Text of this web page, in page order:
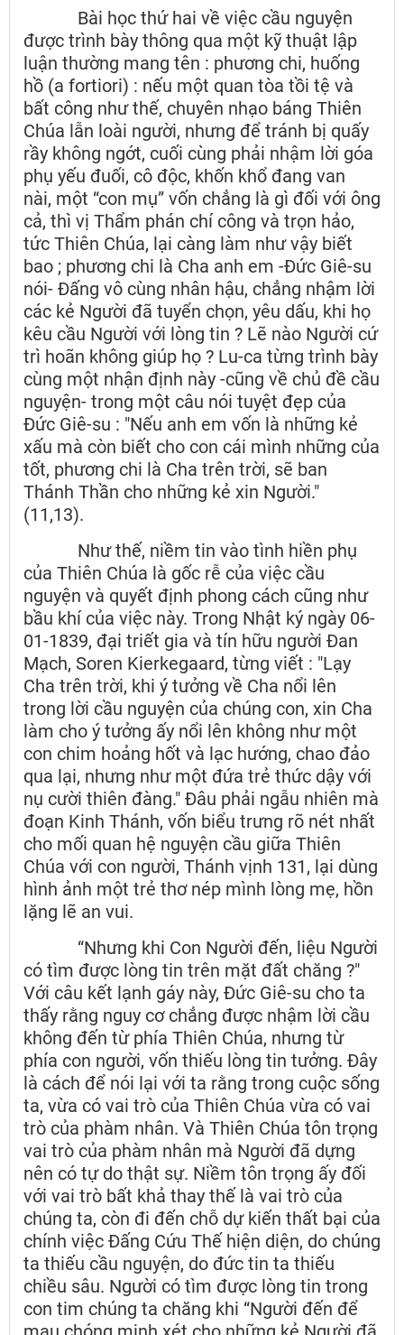
Bài học thứ hai về việc cầu nguyện
được trình bày thông qua một kỹ thuật lập
luận thường mang tên : phương chi, huống
hồ (a fortiori) : nếu một quan tòa tồi tệ và
bất công như thế, chuyên nhạo báng Thiên
Chúa lẫn loài người, nhưng để tránh bị quấy
rầy không ngớt, cuối cùng phải nhậm lời góa
phụ yếu đuối, cô độc, khốn khổ đang van
nài, một “con mụ” vốn chẳng là gì đối với ông
cả, thì vị Thẩm phán chí công và trọn hảo,
tức Thiên Chúa, lại càng làm như vậy biết
bao ; phương chi là Cha anh em -Đức Giê-su
nói- Đấng vô cùng nhân hậu, chẳng nhậm lời
các kẻ Người đã tuyển chọn, yêu dấu, khi họ
kêu cầu Người với lòng tin ? Lẽ nào Người cứ
trì hoãn không giúp họ ? Lu-ca từng trình bày
cùng một nhận định này -cũng về chủ đề cầu
nguyện- trong một câu nói tuyệt đẹp của
Đức Giê-su : "Nếu anh em vốn là những kẻ
xấu mà còn biết cho con cái mình những của
tốt, phương chi là Cha trên trời, sẽ ban
Thánh Thần cho những kẻ xin Người."
(11,13).
Như thế, niềm tin vào tình hiền phụ
của Thiên Chúa là gốc rễ của việc cầu
nguyện và quyết định phong cách cũng như
bầu khí của việc này. Trong Nhật ký ngày 06-
01-1839, đại triết gia và tín hữu người Đan
Mạch, Soren Kierkegaard, từng viết : "Lạy
Cha trên trời, khi ý tưởng về Cha nổi lên
trong lời cầu nguyện của chúng con, xin Cha
làm cho ý tưởng ấy nổi lên không như một
con chim hoảng hốt và lạc hướng, chao đảo
qua lại, nhưng như một đứa trẻ thức dậy với
nụ cười thiên đàng." Đâu phải ngẫu nhiên mà
đoạn Kinh Thánh, vốn biểu trưng rõ nét nhất
cho mối quan hệ nguyện cầu giữa Thiên
Chúa với con người, Thánh vịnh 131, lại dùng
hình ảnh một trẻ thơ nép mình lòng mẹ, hồn
lặng lẽ an vui.
“Nhưng khi Con Người đến, liệu Người
có tìm được lòng tin trên mặt đất chăng ?"
Với câu kết lạnh gáy này, Đức Giê-su cho ta
thấy rằng nguy cơ chẳng được nhậm lời cầu
không đến từ phía Thiên Chúa, nhưng từ
phía con người, vốn thiếu lòng tin tưởng. Đây
là cách để nói lại với ta rằng trong cuộc sống
ta, vừa có vai trò của Thiên Chúa vừa có vai
trò của phàm nhân. Và Thiên Chúa tôn trọng
vai trò của phàm nhân mà Người đã dựng
nên có tự do thật sự. Niềm tôn trọng ấy đối
với vai trò bất khả thay thế là vai trò của
chúng ta, còn đi đến chỗ dự kiến thất bại của
chính việc Đấng Cứu Thế hiện diện, do chúng
ta thiếu cầu nguyện, do đức tin ta thiếu
chiều sâu. Người có tìm được lòng tin trong
con tim chúng ta chăng khi “Người đến để